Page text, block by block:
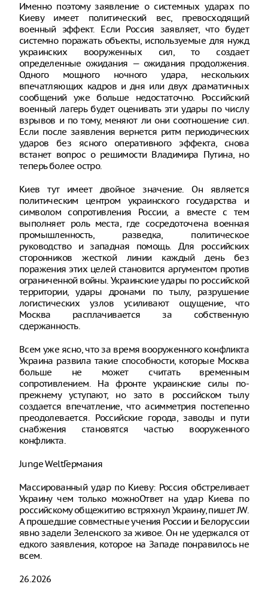
Именно поэтому заявление о системных ударах по
Киеву имеет политический вес, превосходящий
военный эффект. Если Россия заявляет, что будет
системно поражать объекты, используемые для нужд
украинских вооруженных сил, то создает
определенные ожидания — ожидания продолжения.
Одного мощного ночного удара, нескольких
впечатляющих кадров и дня или двух драматичных
сообщений уже больше недостаточно. Российский
военный лагерь будет оценивать эти удары по числу
взрывов и по тому, меняют ли они соотношение сил.
Если после заявления вернется ритм периодических
ударов без ясного оперативного эффекта, снова
встанет вопрос о решимости Владимира Путина, но
теперь более остро.
Киев тут имеет двойное значение. Он является
политическим центром украинского государства и
символом сопротивления России, а вместе с тем
выполняет роль места, где сосредоточена военная
промышленность, разведка, политическое
руководство и западная помощь. Для российских
сторонников жесткой линии каждый день без
поражения этих целей становится аргументом против
ограниченной войны. Украинские удары по российской
территории, удары дронами по тылу, разрушение
логистических узлов усиливают ощущение, что
Москва расплачивается за собственную
сдержанность.
Всем уже ясно, что за время вооруженного конфликта
Украина развила такие способности, которые Москва
больше не может считать временным
сопротивлением. На фронте украинские силы по-
прежнему уступают, но зато в российском тылу
создается впечатление, что асимметрия постепенно
преодолевается. Российские города, заводы и пути
снабжения становятся частью вооруженного
конфликта.
Junge WeltГермания
Массированный удар по Киеву: Россия обстреливает
Украину чем только можноОтвет на удар Киева по
российскому общежитию встряхнул Украину, пишет JW.
А прошедшие совместные учения России и Белоруссии
явно задели Зеленского за живое. Он не удержался от
едкого заявления, которое на Западе понравилось не
всем.
26.2026